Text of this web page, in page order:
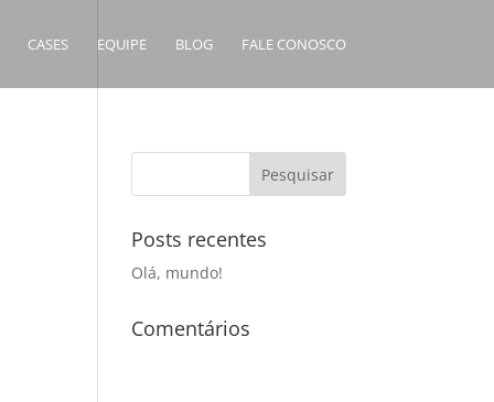
CASES EQUIPE BLOG FALE CONOSCO
Posts recentes
Olá, mundo!
Comentários